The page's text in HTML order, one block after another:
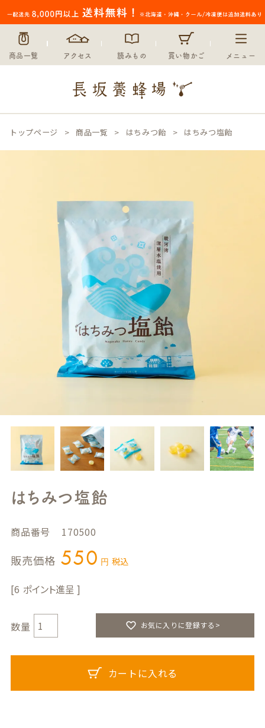
商品一覧 アクセス 読みもの 買い物かご メニュー
トップページ 商品一覧 はちみつ飴 はちみつ塩飴
はちみつ塩飴
商品番号 170500
販売価格 550 税込
6
お気に入りに登録する>
カートに入れる